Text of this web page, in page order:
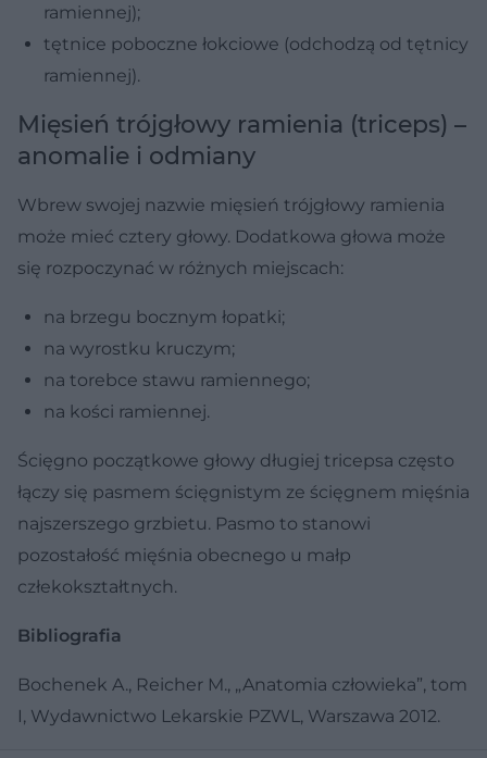
ramiennej);
tętnice poboczne łokciowe (odchodzą od tętnicy
ramiennej).
Mięsień trójgłowy ramienia (triceps) –
anomalie i odmiany
Wbrew swojej nazwie mięsień trójgłowy ramienia
może mieć cztery głowy. Dodatkowa głowa może
się rozpoczynać w różnych miejscach:
na brzegu bocznym łopatki;
na wyrostku kruczym;
na torebce stawu ramiennego;
na kości ramiennej.
Ścięgno początkowe głowy długiej tricepsa często
łączy się pasmem ścięgnistym ze ścięgnem mięśnia
najszerszego grzbietu. Pasmo to stanowi
pozostałość mięśnia obecnego u małp
człekokształtnych.
Bibliografia
Bochenek A., Reicher M., „Anatomia człowieka”, tom
I, Wydawnictwo Lekarskie PZWL, Warszawa 2012.